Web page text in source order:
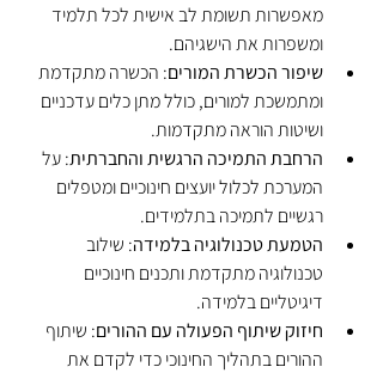
מאפשרות תשומת לב אישית לכל תלמיד
ומשפרות את הישגיהם.
שיפור הכשרת המורים: הכשרה מתקדמת
ומתמשכת למורים, כולל מתן כלים עדכניים
ושיטות הוראה מתקדמות.
הרחבת התמיכה הרגשית והחברתית: על
המערכת לכלול יועצים חינוכיים ומטפלים
רגשיים לתמיכה בתלמידים.
הטמעת טכנולוגיה בלמידה: שילוב
טכנולוגיה מתקדמת ותכנים חינוכיים
דיגיטליים בלמידה.
חיזוק שיתוף הפעולה עם ההורים: שיתוף
ההורים בתהליך החינוכי כדי לקדם את